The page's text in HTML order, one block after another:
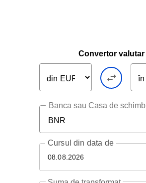
Convertor valutar
Banca sau Casa de schimb
08.08.2026
Cursuldin data de